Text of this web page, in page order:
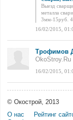
Выезд
металла
3мм-15руб.
16/02/2015,
Трофимов
OkoStroy.Ru
16/02/2015,
© Окострой, 2013
О нас
Рейтинг